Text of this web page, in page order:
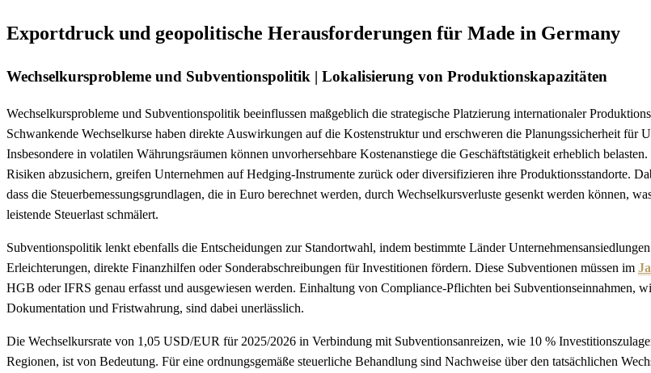
Exportdruck und geopolitische Herausforderungen für Made in Germany
Wechselkursprobleme und Subventionspolitik | Lokalisierung von Produktionskapazitäten
Wechselkursprobleme und Subventionspolitik beeinflussen maßgeblich die strategische Platzierung internationaler
Schwankende Wechselkurse haben direkte Auswirkungen auf die Kostenstruktur und erschweren die Planungssicherheit für
Insbesondere in volatilen Währungsräumen können unvorhersehbare Kostenanstiege die Geschäftstätigkeit erheblich
Risiken abzusichern, greifen Unternehmen auf Hedging-Instrumente zurück oder diversifizieren ihre Produktionsstandorte.
dass die Steuerbemessungsgrundlagen, die in Euro berechnet werden, durch Wechselkursverluste gesenkt werden können,
leistende Steuerlast schmälert.
Subventionspolitik lenkt ebenfalls die Entscheidungen zur Standortwahl, indem bestimmte Länder
Erleichterungen, direkte Finanzhilfen oder Sonderabschreibungen für Investitionen fördern. Diese Subventionen müssen im
HGB oder IFRS genau erfasst und ausgewiesen werden. Einhaltung von Compliance-Pflichten bei Subventionseinnahmen,
Dokumentation und Fristwahrung, sind dabei unerlässlich.
Die Wechselkursrate von 1,05 USD/EUR für 2025/2026 in Verbindung mit Subventionsanreizen, wie 10 %
Regionen, ist von Bedeutung. Für eine ordnungsgemäße steuerliche Behandlung sind Nachweise über den tatsächlichen